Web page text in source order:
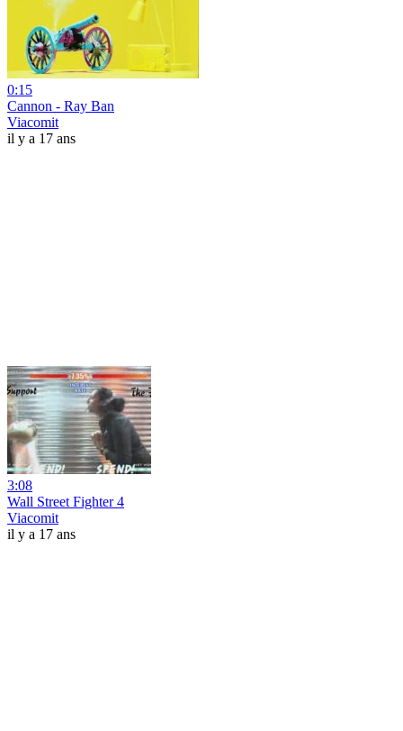
0:15
Cannon - Ray Ban
Viacomit
il y a 17 ans
3:08
Wall Street Fighter 4
Viacomit
il y a 17 ans